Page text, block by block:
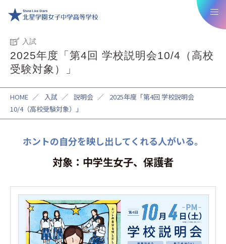
入試
2025年度「第4回 学校説明会10/4（高校
受験対象）」
HOME ／ 入試 ／ 説明会 ／
2025年度「第4回 学校説明会
10/4（高校受験対象）」
ホントの自分を映し出してくれる人がいる。
対象：中学生女子、保護者